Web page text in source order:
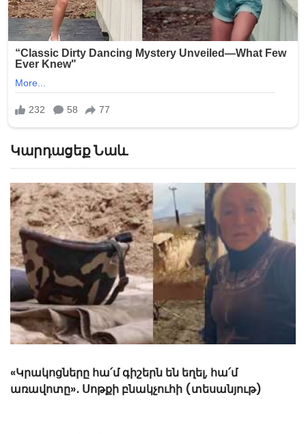
Կարդացեք Նաև
Թշնամին կրակ է բացել հայկական դիրքերի
ուղղությամբ